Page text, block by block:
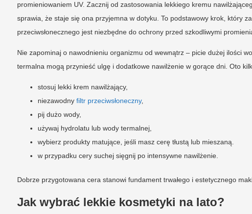
promieniowaniem UV. Zacznij od zastosowania lekkiego kremu
sprawia, że staje się ona przyjemna w dotyku. To podstawowy krok, który
przeciwsłonecznego jest niezbędne do ochrony przed szkodliwymi
Nie zapominaj o nawodnieniu organizmu od wewnątrz – picie dużej ilości
termalna mogą przynieść ulgę i dodatkowe nawilżenie w gorące dni. Oto
stosuj lekki krem nawilżający,
niezawodny filtr przeciwsłoneczny,
pij dużo wody,
używaj hydrolatu lub wody termalnej,
wybierz produkty matujące, jeśli masz cerę tłustą lub mieszaną.
w przypadku cery suchej sięgnij po intensywne nawilżenie.
Dobrze przygotowana cera stanowi fundament trwałego i estetycznego
Jak wybrać lekkie kosmetyki na lato?